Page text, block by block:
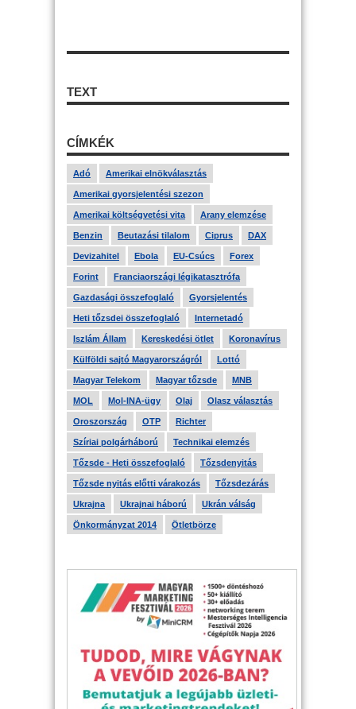
TEXT
CÍMKÉK
Adó Amerikai elnökválasztás
Amerikai gyorsjelentési szezon
Amerikai költségvetési vita Arany elemzése
Benzin Beutazási tilalom Ciprus DAX
Devizahitel Ebola EU-Csúcs Forex
Forint Franciaországi légikatasztrófa
Gazdasági összefoglaló Gyorsjelentés
Heti tőzsdei összefoglaló Internetadó
Iszlám Állam Kereskedési ötlet Koronavírus
Külföldi sajtó Magyarországról Lottó
Magyar Telekom Magyar tőzsde MNB
MOL Mol-INA-ügy Olaj Olasz választás
Oroszország OTP Richter
Szíriai polgárháború Technikai elemzés
Tőzsde - Heti összefoglaló Tőzsdenyitás
Tőzsde nyitás előtti várakozás Tőzsdezárás
Ukrajna Ukrajnai háború Ukrán válság
Önkormányzat 2014 Ötletbörze